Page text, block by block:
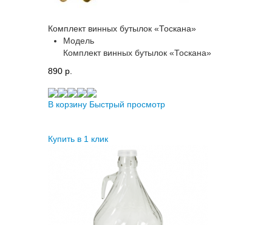
Комплект винных бутылок «Тоскана»
Модель
Комплект винных бутылок «Тоскана»
890 p.
В корзину Быстрый просмотр
Купить в 1 клик